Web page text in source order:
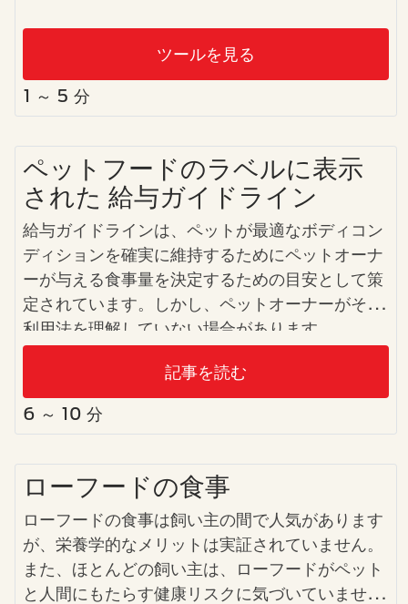
ツールを見る
1 ～ 5 分
ペットフードのラベルに表示
された 給与ガイドライン
給与ガイドラインは、ペットが最適なボディコン
ディションを確実に維持するためにペットオーナ
ーが与える食事量を決定するための目安として策
定されています。しかし、ペットオーナーがその
利用法を理解していない場合があります。
記事を読む
6 ～ 10 分
ローフードの食事
ローフードの食事は飼い主の間で人気があります
が、栄養学的なメリットは実証されていません。
また、ほとんどの飼い主は、ローフードがペット
と人間にもたらす健康リスクに気づいていませ